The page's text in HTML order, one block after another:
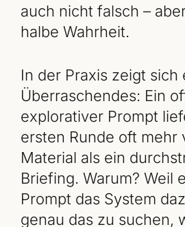
auch nicht falsch –
halbe Wahrheit.
In der Praxis zeigt sich
Überraschendes: Ein
explorativer Prompt
ersten Runde oft mehr
Material als ein
Briefing. Warum? Weil
Prompt das System
genau das zu suchen,